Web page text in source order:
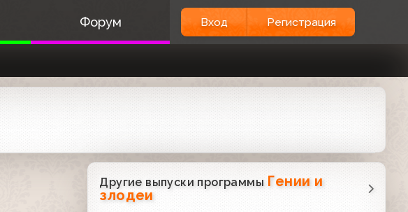
Форум Вход Регистрация
Другие выпуски программы Гении и
злодеи